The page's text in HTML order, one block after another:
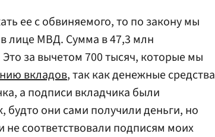
ее с обвиняемого, то по закону мы
лице МВД. Сумма в 47,3 млн
Это за вычетом 700 тысяч, которые мы
вкладов, так как денежные средства
а подписи вкладчика были
они сами получили деньги, но
не соответствовали подписям моих